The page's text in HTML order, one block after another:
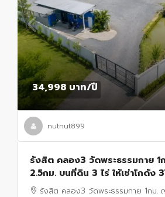
34,998 บาท/ปี
nutnut899
รังสิต คลอง3 วัดพระธรรมกาย 1
2.5กม. บนที่ดิน 3 ไร่ ให้เช่าโกดัง
รีสอร์ท 7นอน บ่อเลี้ยงปลา กุ้ง ใก
รังสิต คลอง3 วัดพระธรรมกาย 1กม.